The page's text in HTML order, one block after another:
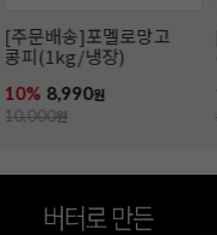
판 젤라틴 골드(10장/
약20g/소)
50% 1,990원
3,990원